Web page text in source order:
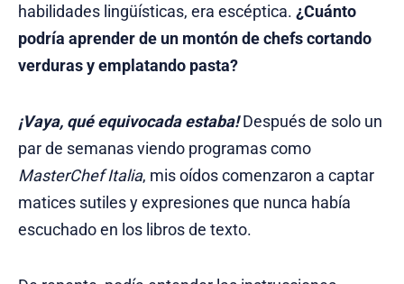
habilidades lingüísticas, era escéptica. ¿Cuánto
podría aprender de un montón de chefs cortando
verduras y emplatando pasta?
¡Vaya, qué equivocada estaba!Después de solo un
par de semanas viendo programas como
MasterChef Italia, mis oídos comenzaron a captar
matices sutiles y expresiones que nunca había
escuchado en los libros de texto.